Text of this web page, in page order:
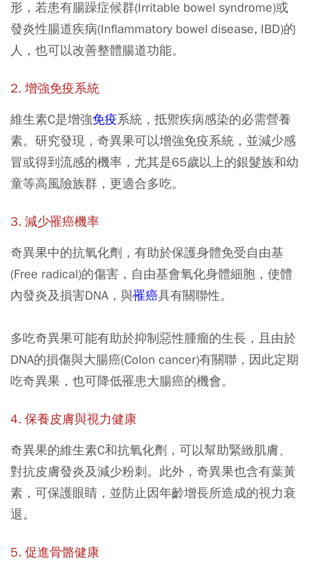
形，若患有腸躁症候群(Irritable bowel syndrome)或
發炎性腸道疾病(Inflammatory bowel disease, IBD)的
人，也可以改善整體腸道功能。
2. 增強免疫系統
維生素C是增強免疫系統，抵禦疾病感染的必需營養
素。研究發現，奇異果可以增強免疫系統，並減少感
冒或得到流感的機率，尤其是65歲以上的銀髮族和幼
童等高風險族群，更適合多吃。
3. 減少罹癌機率
奇異果中的抗氧化劑，有助於保護身體免受自由基
(Free radical)的傷害，自由基會氧化身體細胞，使體
內發炎及損害DNA，與罹癌具有關聯性。
多吃奇異果可能有助於抑制惡性腫瘤的生長，且由於
DNA的損傷與大腸癌(Colon cancer)有關聯，因此定期
吃奇異果，也可降低罹患大腸癌的機會。
4. 保養皮膚與視力健康
奇異果的維生素C和抗氧化劑，可以幫助緊緻肌膚、
對抗皮膚發炎及減少粉刺。此外，奇異果也含有葉黃
素，可保護眼睛，並防止因年齡增長所造成的視力衰
退。
5. 促進骨骼健康